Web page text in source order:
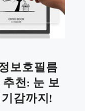
보호필름
천: 눈 보
감까지!